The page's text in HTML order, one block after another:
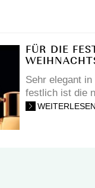
FÜR DIE
Sehr elegant
festlich ist die
WEITERLESEN